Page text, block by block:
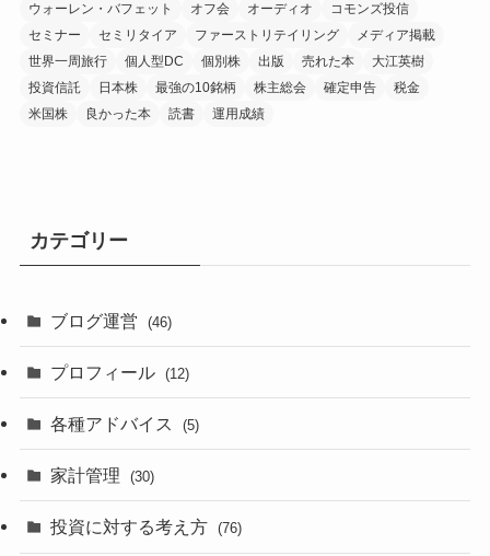
ウォーレン・バフェット
オフ会 オーディオ
コモンズ投信
セミナー
セミリタイア ファーストリテイリング
メディア掲載
世界一周旅行
個人型DC 個別株 出版 売れた本
大江英樹
投資信託
日本株 最強の10銘柄 株主総会 確定申告
税金
米国株
良かった本 読書 運用成績
カテゴリー
ブログ運営 (46)
プロフィール (12)
各種アドバイス (5)
家計管理 (30)
投資に対する考え方 (76)